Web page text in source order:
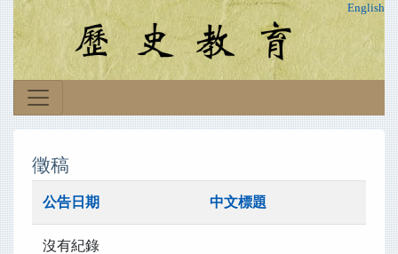
English
徵稿
公告日期 中文標題
沒有紀錄